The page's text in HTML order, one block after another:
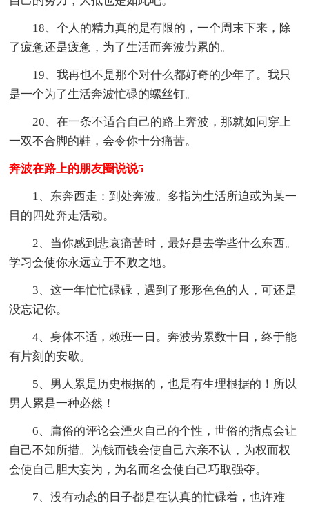
18、个人的精力真的是有限的，一个周末下来，除
了疲惫还是疲惫，为了生活而奔波劳累的。
19、我再也不是那个对什么都好奇的少年了。我只
是一个为了生活奔波忙碌的螺丝钉。
20、在一条不适合自己的路上奔波，那就如同穿上
一双不合脚的鞋，会令你十分痛苦。
奔波在路上的朋友圈说说5
1、东奔西走：到处奔波。多指为生活所迫或为某一
目的四处奔走活动。
2、当你感到悲哀痛苦时，最好是去学些什么东西。
学习会使你永远立于不败之地。
3、这一年忙忙碌碌，遇到了形形色色的人，可还是
没忘记你。
4、身体不适，赖班一日。奔波劳累数十日，终于能
有片刻的安歇。
5、男人累是历史根据的，也是有生理根据的！所以
男人累是一种必然！
6、庸俗的评论会湮灭自己的个性，世俗的指点会让
自己不知所措。为钱而钱会使自己六亲不认，为权而权
会使自己胆大妄为，为名而名会使自己巧取强夺。
7、没有动态的日子都是在认真的忙碌着，也许难